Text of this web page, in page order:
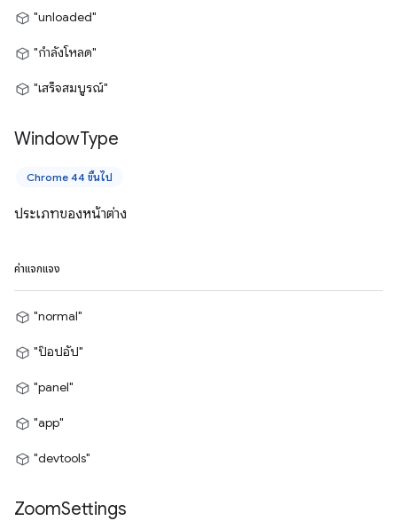
"unloaded"
"กำลังโหลด"
"เสร็จสมบูรณ์"
WindowType
Chrome 44 ขึ้นไป
ประเภทของหน้าต่าง
ค่าแจกแจง
"normal"
"ป๊อปอัป"
"panel"
"app"
"devtools"
ZoomSettings